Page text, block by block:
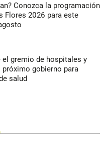
Conozca la programación
Flores 2026 para este
el gremio de hospitales y
gobierno para
salud